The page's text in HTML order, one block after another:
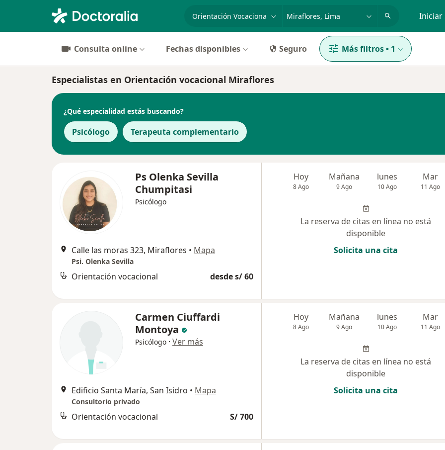
especialidad, enfermedad o nombre Iniciar
Consulta online Fechas disponibles Seguro Más filtros• 1
Especialistas en Orientación vocacional Miraflores
¿Qué especialidad estás buscando?
Psicólogo Terapeuta complementario
Ps Olenka Sevilla
Chumpitasi
Psicólogo
Calle las moras 323, Miraflores • Mapa
Psi. Olenka Sevilla
Orientación vocacional desde s/ 60
Hoy
8 Ago
Mañana
9 Ago
lunes
10 Ago
Mar
11 Ago
La reserva de citas en línea no está
disponible
Solicita una cita
Carmen Ciuffardi
Montoya
Psicólogo · Ver más
Edificio Santa María, San Isidro • Mapa
Consultorio privado
Orientación vocacional S/ 700
Hoy
8 Ago
Mañana
9 Ago
lunes
10 Ago
Mar
11 Ago
La reserva de citas en línea no está
disponible
Solicita una cita